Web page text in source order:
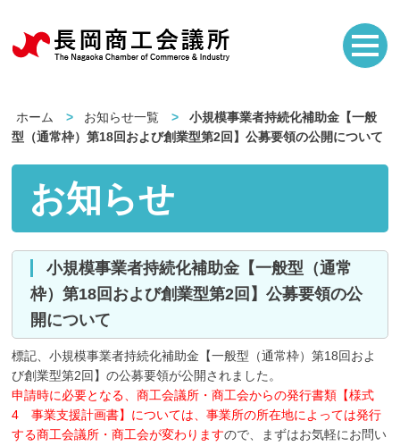
ホーム お知らせ一覧
小規模事業者持続化補助金【一般
型（通常枠）第18回および創業型第2回】公募要領の公開について
お知らせ
小規模事業者持続化補助金【一般型（通常
枠）第18回および創業型第2回】公募要領の公
開について
標記、小規模事業者持続化補助金【一般型（通常枠）第18回およ
び創業型第2回】の公募要領が公開されました。
申請時に必要となる、商工会議所・商工会からの発行書類【様式
4 事業支援計画書】については、事業所の所在地によっては発行
する商工会議所・商工会が変わりますので、まずはお気軽にお問い